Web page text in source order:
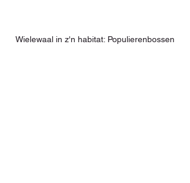
Wielewaal in z'n habitat: Populierenbossen